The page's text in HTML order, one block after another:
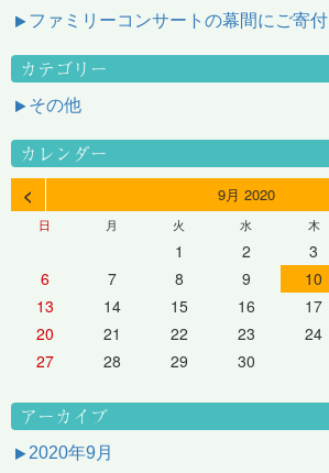
ファミリーコンサートの幕間にご寄付
カテゴリー
その他
カレンダー
< 9月 2020
日 月 火 水 木
1 2 3
6
7 8 9 10
13
14 15 16 17
20
21 22 23 24
27
28 29 30
アーカイブ
2020年9月